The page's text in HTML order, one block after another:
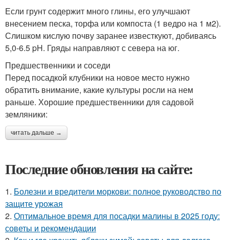
Если грунт содержит много глины, его улучшают
внесением песка, торфа или компоста (1 ведро на 1 м2).
Слишком кислую почву заранее известкуют, добиваясь
5,0-6.5 pH. Гряды направляют с севера на юг.
Предшественники и соседи
Перед посадкой клубники на новое место нужно
обратить внимание, какие культуры росли на нем
раньше. Хорошие предшественники для садовой
земляники:
читать дальше →
Последние обновления на сайте:
1. Болезни и вредители моркови: полное руководство по
защите урожая
2. Оптимальное время для посадки малины в 2025 году:
советы и рекомендации